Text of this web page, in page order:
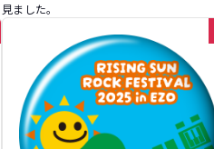
見ました。